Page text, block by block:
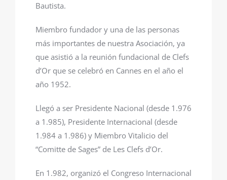
Bautista.
Miembro fundador y una de las personas
más importantes de nuestra Asociación, ya
que asistió a la reunión fundacional de Clefs
d’Or que se celebró en Cannes en el año el
año 1952.
Llegó a ser Presidente Nacional (desde 1.976
a 1.985), Presidente Internacional (desde
1.984 a 1.986) y Miembro Vitalicio del
“Comitte de Sages” de Les Clefs d’Or.
En 1.982, organizó el Congreso Internacional